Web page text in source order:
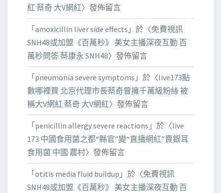
紅 蔡奇 大V網紅〉發佈留言
「 amoxicillin liver side effects 」於〈免費視訊
SNH48或加盟《百萬秒》 美女主播深夜互動 百
萬秒問答 蔡康永 SNH48〉發佈留言
「 pneumonia severe symptoms 」於〈live173點
數哪裡買 北京代理市長蔡奇曾擁千萬級粉絲 被
稱大V網紅 蔡奇 大V網紅〉發佈留言
「 penicillin allergy severe reactions 」於〈live
173 中國食用菌之都“縣官”變“直播網紅”賣銀耳
食用菌 中國 農村〉發佈留言
「 otitis media fluid buildup 」於〈免費視訊
SNH48或加盟《百萬秒》 美女主播深夜互動 百